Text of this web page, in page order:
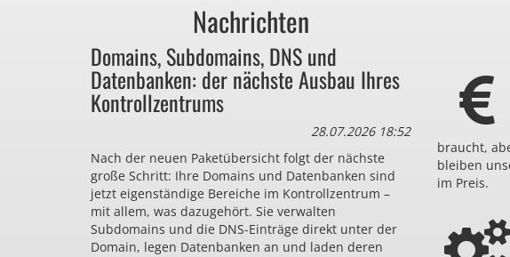
Bezahlen Sie auch
für Dinge, die sie gar nicht
Nachrichten
Domains, Subdomains, DNS und
Datenbanken: der nächste Ausbau Ihres
Kontrollzentrums
28.07.2026 18:52
Nach der neuen Paketübersicht folgt der nächste
große Schritt: Ihre Domains und Datenbanken sind
jetzt eigenständige Bereiche im Kontrollzentrum –
mit allem, was dazugehört. Sie verwalten
Subdomains und die DNS-Einträge direkt unter der
Domain, legen Datenbanken an und laden deren
braucht,
bleiben
im Preis.